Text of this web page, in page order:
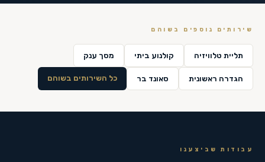
שירותים נוספים ב שוהם
תליית טלוויזיה קולנוע ביתי מסך ענק
הגדרה ראשונית סאונד בר כל השירותים בשוהם
עבודות שביצענו